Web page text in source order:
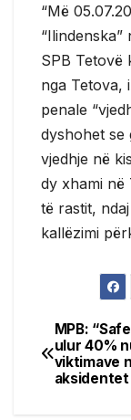
“Më
SPB Tetovë
nga Tetova,
penale
dyshohet se
vjedhje në
dy xhami në
të rastit,
kallëzimi
Post
MPB:
ulur 40%
viktimave